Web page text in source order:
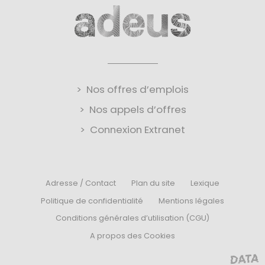
Nos offres d’emplois
Nos appels d’offres
Connexion Extranet
Adresse / Contact Plan du site
Lexique
Politique de confidentialité
Mentions légales
Conditions générales d’utilisation (CGU)
A propos des Cookies